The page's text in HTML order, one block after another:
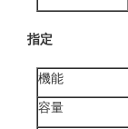
指定
機能
容量